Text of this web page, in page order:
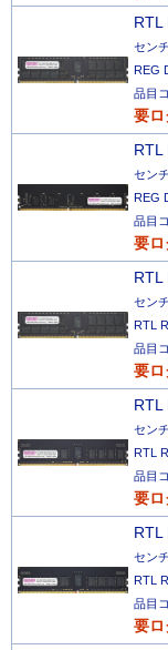
RTL
セン
REG
品目
要ロ
RTL
セン
REG
品目
要ロ
RTL
セン
RTL
品目
要ロ
RTL
セン
RTL
品目
要ロ
RTL
セン
RTL
品目
要ロ